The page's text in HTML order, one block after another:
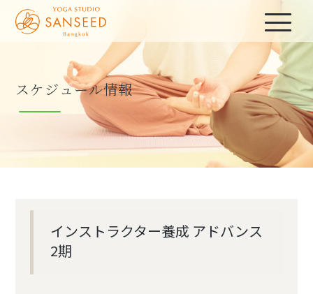
スケジュール情報
インストラクター養成 アドバンス
2期